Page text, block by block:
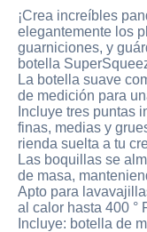
¡Crea increíbles
elegantemente los
guarniciones, y
botella
La botella suave
de medición para
Incluye tres puntas
finas, medias y
rienda suelta a tu
Las boquillas se
de masa,
Apto para
al calor hasta 400 °
Incluye: botella de